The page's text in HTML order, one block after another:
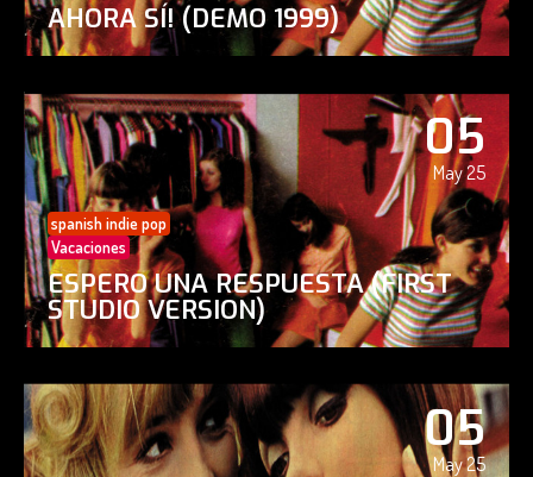
AHORA SÍ! (DEMO 1999)
05
May 25
spanish indie pop
Vacaciones
ESPERO UNA RESPUESTA (FIRST
STUDIO VERSION)
05
May 25